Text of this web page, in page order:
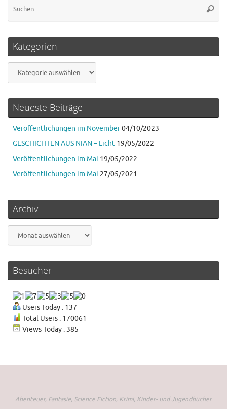
Kategorien
Neueste Beiträge
Veröffentlichungen im November04/10/2023
GESCHICHTEN AUS NIAN – Licht 19/05/2022
Veröffentlichungen im Mai 19/05/2022
Veröffentlichungen im Mai 27/05/2021
Archiv
Besucher
Users Today : 137
Total Users : 170061
Views Today : 385
Abenteuer, Fantasie, Science Fiction, Krimi, Kinder- und Jugendbücher